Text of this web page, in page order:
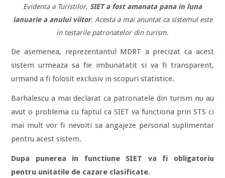
Evidenta a Turistilor, SIET a fost amanata pana in luna
ianuarie a anului viitor. Acesta a mai anuntat ca sistemul este
in testarile patronatelor din turism.
De asemenea, reprezentantul MDRT a precizat ca acest
sistem urmeaza sa fie imbunatatit si va fi transparent,
urmand a fi folosit exclusiv in scopuri statistice.
Barhalescu a mai declarat ca patronatele din turism nu au
avut o problema cu faptul ca SIET va functiona prin STS ci
mai mult vor fi nevoiti sa angajeze personal suplimentar
pentru acest sistem.
Dupa punerea in functiune SIET va fi obligatoriu
pentru unitatile de cazare clasificate.